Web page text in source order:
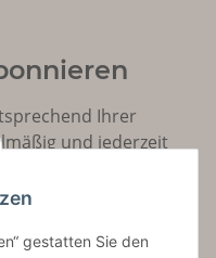
Ihrer
und jederzeit
Produktsortiment
Abonnieren
gestatten Sie den